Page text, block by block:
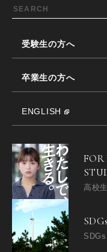
受験生の方へ
卒業生の方へ
ENGLISH
FOR
高校
SDGs
SDGs